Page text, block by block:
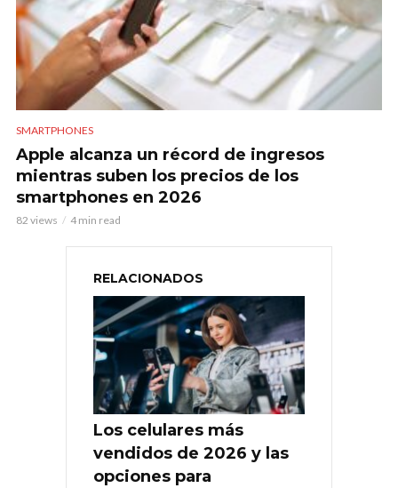
SMARTPHONES
Apple alcanza un récord de ingresos
mientras suben los precios de los
smartphones en 2026
82 views 4 min read
RELACIONADOS
Los celulares más
vendidos de 2026 y las
opciones para